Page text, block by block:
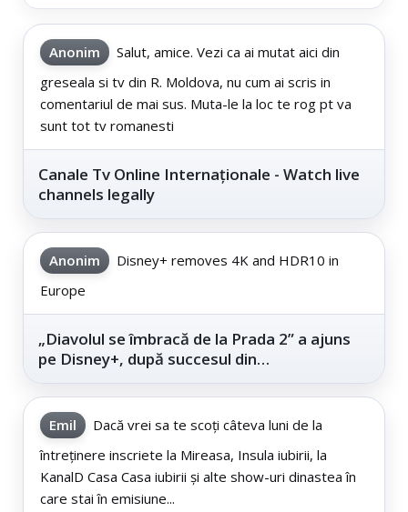
Anonim
Salut, amice. Vezi ca ai mutat aici din
greseala si tv din R. Moldova, nu cum ai scris in
comentariul de mai sus. Muta-le la loc te rog pt va
sunt tot tv romanesti
Canale Tv Online Internaționale - Watch live
channels legally
Anonim
Disney+ removes 4K and HDR10 in
Europe
„Diavolul se îmbracă de la Prada 2” a ajuns
pe Disney+, după succesul din
Emil
Dacă vrei sa te scoți câteva luni de la
întreținere inscriete la Mireasa, Insula iubirii, la
KanalD Casa Casa iubirii și alte show-uri dinastea în
care stai în emisiune...